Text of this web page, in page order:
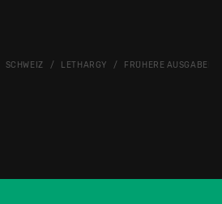
SCHWEIZ LETHARGY FRÜHERE AUSGABEN